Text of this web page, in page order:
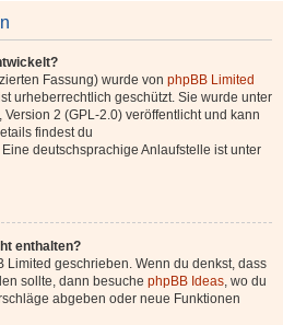
Fassung) wurde von phpBB Limited
urheberrechtlich geschützt. Sie wurde unter
2 (GPL-2.0) veröffentlicht und kann
findest du
Eine deutschsprachige Anlaufstelle ist unter
enthalten?
Limited geschrieben. Wenn du denkst, dass
sollte, dann besuche phpBB Ideas, wo du
abgeben oder neue Funktionen